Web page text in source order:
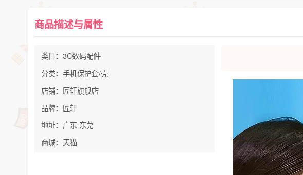
商品描述与属性
类目：3C数码配件
分类：手机保护套/壳
店铺：匠轩旗舰店
品牌：匠轩
地址：广东 东莞
商城：天猫